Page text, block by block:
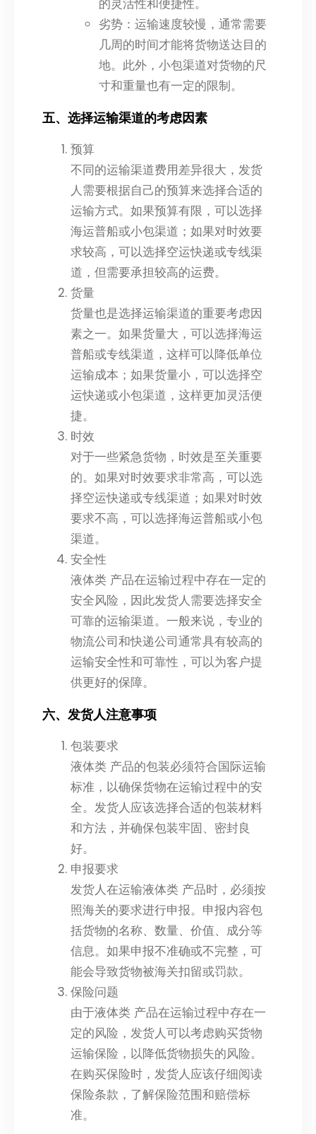
劣势：运输速度较慢，通常需要
几周的时间才能将货物送达目的
地。此外，小包渠道对货物的尺
寸和重量也有一定的限制。
五、选择运输渠道的考虑因素
预算
不同的运输渠道费用差异很大，发货
人需要根据自己的预算来选择合适的
运输方式。如果预算有限，可以选择
海运普船或小包渠道；如果对时效要
求较高，可以选择空运快递或专线渠
道，但需要承担较高的运费。
货量
货量也是选择运输渠道的重要考虑因
素之一。如果货量大，可以选择海运
普船或专线渠道，这样可以降低单位
运输成本；如果货量小，可以选择空
运快递或小包渠道，这样更加灵活便
捷。
时效
对于一些紧急货物，时效是至关重要
的。如果对时效要求非常高，可以选
择空运快递或专线渠道；如果对时效
要求不高，可以选择海运普船或小包
渠道。
安全性
液体类 产品在运输过程中存在一定的
安全风险，因此发货人需要选择安全
可靠的运输渠道。一般来说，专业的
物流公司和快递公司通常具有较高的
运输安全性和可靠性，可以为客户提
供更好的保障。
六、发货人注意事项
包装要求
液体类 产品的包装必须符合国际运输
标准，以确保货物在运输过程中的安
全。发货人应该选择合适的包装材料
和方法，并确保包装牢固、密封良
好。
申报要求
发货人在运输液体类 产品时，必须按
照海关的要求进行申报。申报内容包
括货物的名称、数量、价值、成分等
信息。如果申报不准确或不完整，可
能会导致货物被海关扣留或罚款。
保险问题
由于液体类 产品在运输过程中存在一
定的风险，发货人可以考虑购买货物
运输保险，以降低货物损失的风险。
在购买保险时，发货人应该仔细阅读
保险条款，了解保险范围和赔偿标
准。